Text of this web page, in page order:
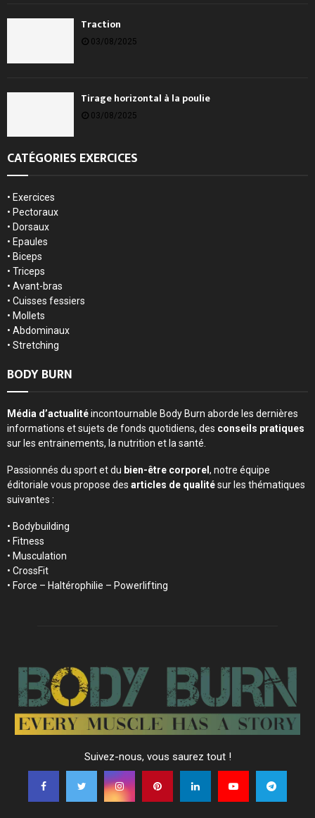
Traction
03/08/2025
Tirage horizontal à la poulie
03/08/2025
CATÉGORIES EXERCICES
• Exercices
• Pectoraux
• Dorsaux
• Epaules
• Biceps
• Triceps
• Avant-bras
• Cuisses fessiers
• Mollets
• Abdominaux
• Stretching
BODY BURN
Média d’actualitéincontournable Body Burn aborde les dernières
informations et sujets de fonds quotidiens, des conseils pratiques
sur les entrainements, la nutrition et la santé.
Passionnés du sport et du bien-être corporel , notre équipe
éditoriale vous propose des articles de qualitésur les thématiques
suivantes :
• Bodybuilding
• Fitness
• Musculation
• CrossFit
• Force – Haltérophilie – Powerlifting
Suivez-nous, vous saurez tout !